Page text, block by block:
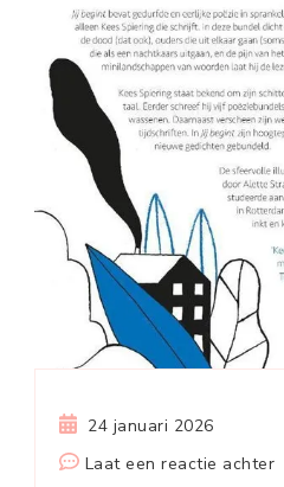
24 januari 2026
Laat een reactie achterop